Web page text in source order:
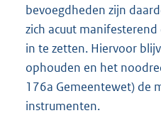
bevoegdheden zijn
zich acuut
in te zetten. Hiervoor
ophouden en het
176a Gemeentewet) de
instrumenten.